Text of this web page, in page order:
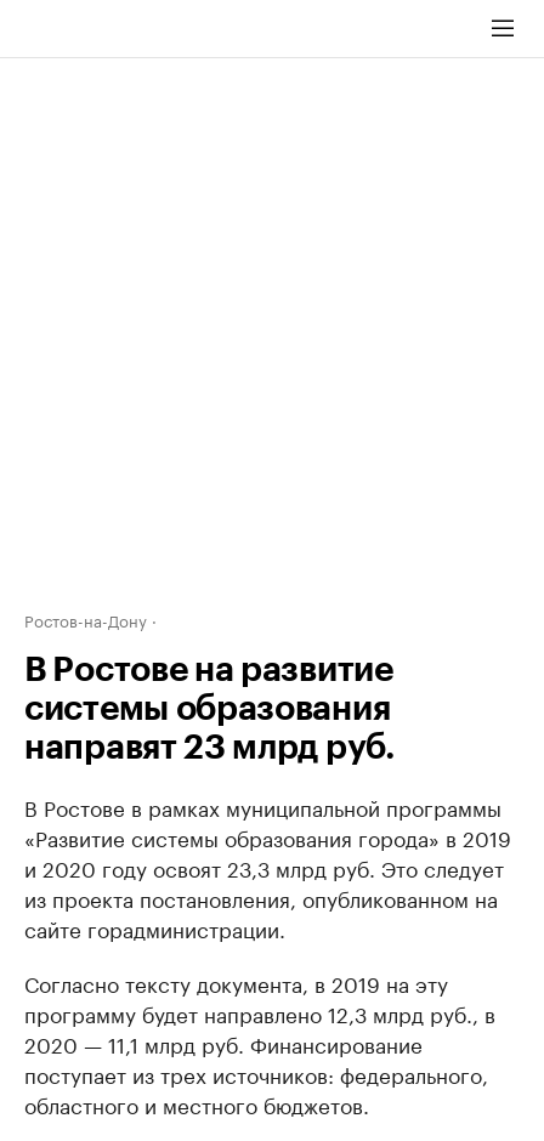
Ростов-на-Дону
В Ростове на развитие
системы образования
направят 23 млрд руб.
В Ростове в рамках муниципальной программы
«Развитие системы образования города» в 2019
и 2020 году освоят 23,3 млрд руб. Это следует
из проекта постановления, опубликованном на
сайте горадминистрации.
Согласно тексту документа, в 2019 на эту
программу будет направлено 12,3 млрд руб., в
2020 — 11,1 млрд руб. Финансирование
поступает из трех источников: федерального,
областного и местного бюджетов.